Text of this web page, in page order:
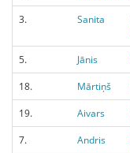
3.
Sanita
5. Jānis
18.
Mārtiņš
19.
Aivars
7.
Andris